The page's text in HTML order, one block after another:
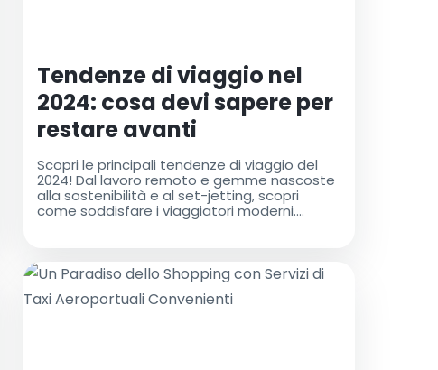
Tendenze di viaggio nel
2024: cosa devi sapere per
restare avanti
Scopri le principali tendenze di viaggio del
2024! Dal lavoro remoto e gemme nascoste
alla sostenibilità e al set-jetting, scopri
come soddisfare i viaggiatori moderni.
paesaggio dei viaggi in evoluzione!